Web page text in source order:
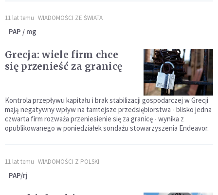
11 lat temu WIADOMOŚCI ZE ŚWIATA
PAP / mg
Grecja: wiele firm chce
się przenieść za granicę
Kontrola przepływu kapitału i brak stabilizacji gospodarczej w Grecji
mają negatywny wpływ na tamtejsze przedsiębiorstwa - blisko jedna
czwarta firm rozważa przeniesienie się za granicę - wynika z
opublikowanego w poniedziałek sondażu stowarzyszenia Endeavor.
11 lat temu WIADOMOŚCI Z POLSKI
PAP/rj